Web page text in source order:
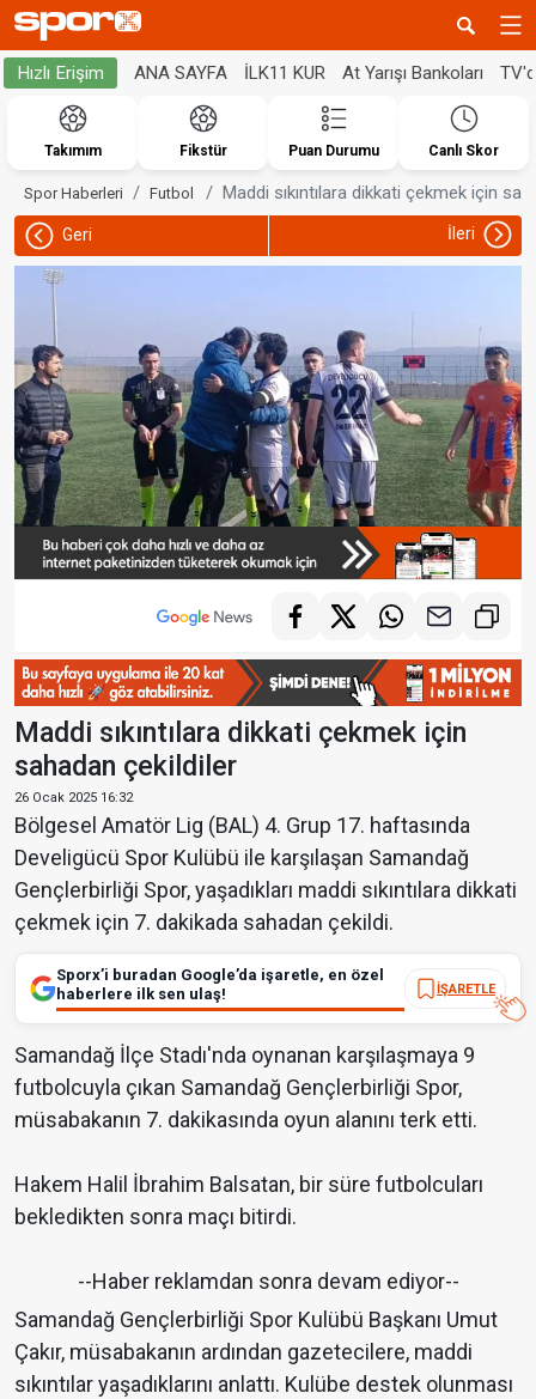
Hızlı Erişim ANA SAYFA İLK11 KUR At Yarışı Bankoları
Takımım Fikstür Puan Durumu Canlı Skor
Spor Haberleri Futbol Maddi sıkıntılara dikkati çekmek için
Geri İleri
Maddi sıkıntılara dikkati çekmek için
sahadan çekildiler
26 Ocak 2025 16:32
Bölgesel Amatör Lig (BAL) 4. Grup 17. haftasında
Develigücü Spor Kulübü ile karşılaşan Samandağ
Gençlerbirliği Spor, yaşadıkları maddi sıkıntılara dikkati
çekmek için 7. dakikada sahadan çekildi.
Sporx’i buradan Google’da işaretle, en özel
haberlere ilk sen ulaş!
İŞARETLE
Samandağ İlçe Stadı'nda oynanan karşılaşmaya 9
futbolcuyla çıkan Samandağ Gençlerbirliği Spor,
müsabakanın 7. dakikasında oyun alanını terk etti.
Hakem Halil İbrahim Balsatan, bir süre futbolcuları
bekledikten sonra maçı bitirdi.
--Haber reklamdan sonra devam ediyor--
Samandağ Gençlerbirliği Spor Kulübü Başkanı Umut
Çakır, müsabakanın ardından gazetecilere, maddi
sıkıntılar yaşadıklarını anlattı. Kulübe destek olunması